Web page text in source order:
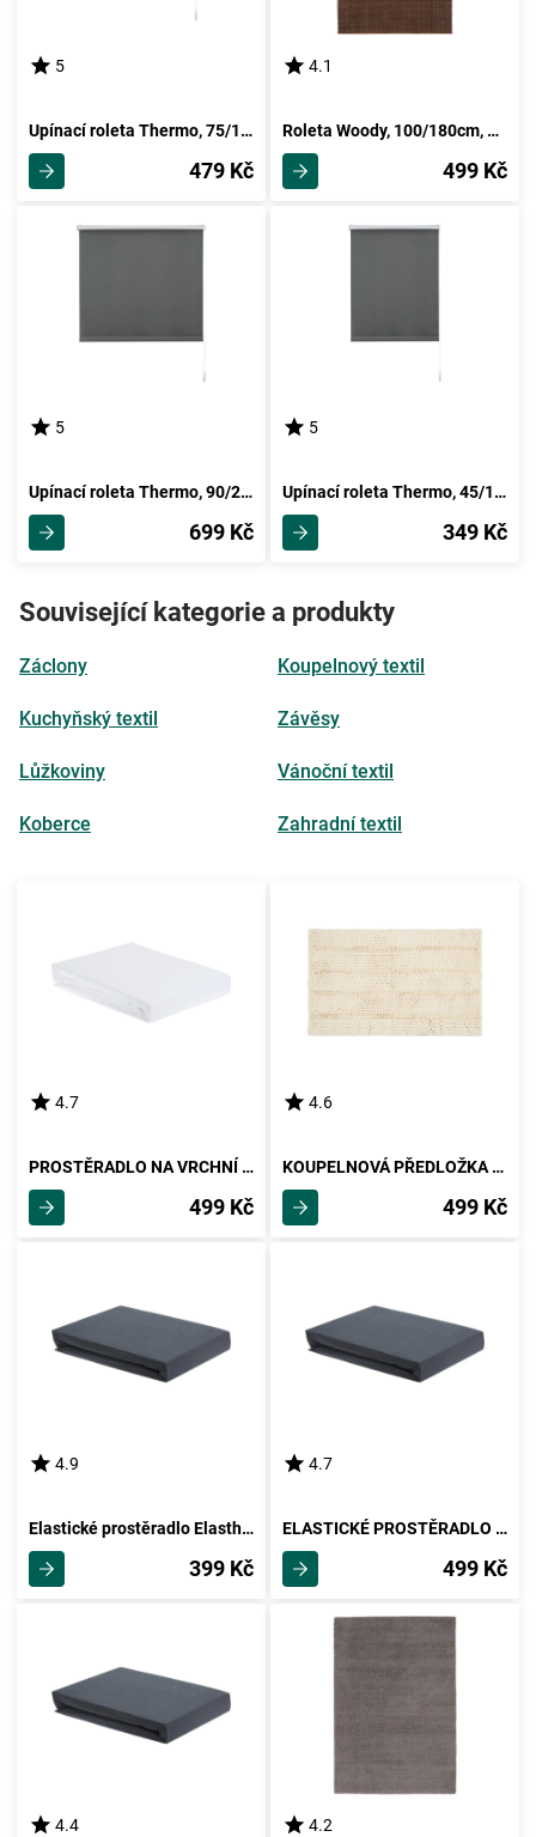
5
Upínací roleta Thermo, 75/150cm, Břidlicová
479 Kč
4.1
Roleta Woody, 100/180cm, Tmavě Hnědá
499 Kč
5
Upínací roleta Thermo, 90/210cm, Břidlicová
699 Kč
5
Upínací roleta Thermo, 45/150cm, Břidlicová
349 Kč
Související kategorie a produkty
Záclony
Kuchyňský textil
Lůžkoviny
Koberce
Koupelnový textil
Závěsy
Vánoční textil
Zahradní textil
4.7
PROSTĚRADLO NA VRCHNÍ MATRACI Elasthan Topper, 180/200/15cm
499 Kč
4.6
KOUPELNOVÁ PŘEDLOŽKA Uwe, 60/100cm, Bílá
499 Kč
4.9
Elastické prostěradlo Elasthan, 100/200/28cm,antrac.
399 Kč
4.7
ELASTICKÉ PROSTĚRADLO Elasthan, 150/200/28cm
499 Kč
4.4 4.2